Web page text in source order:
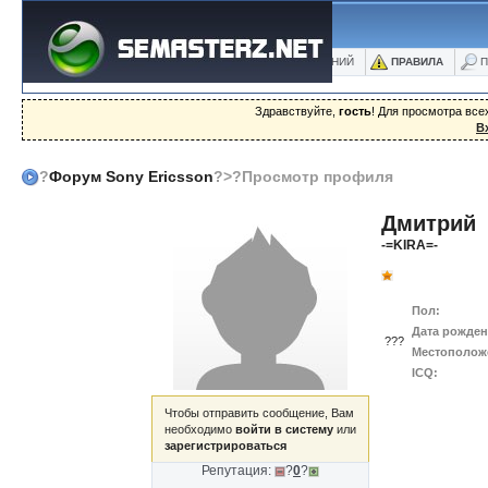
ФОРУМ БЛОГИ ФОТО БАЗА ЗНАНИЙ ПРАВИЛА
Здравствуйте, гость! Для просмотра
?Форум Sony Ericsson?>?Просмотр профиля
Чтобы отправить сообщение, Вам
необходимо войти в систему или
зарегистрироваться
Репутация: ?0?
Дмитрий
-=KIRA=-
???
Пол:
Дата
ICQ: